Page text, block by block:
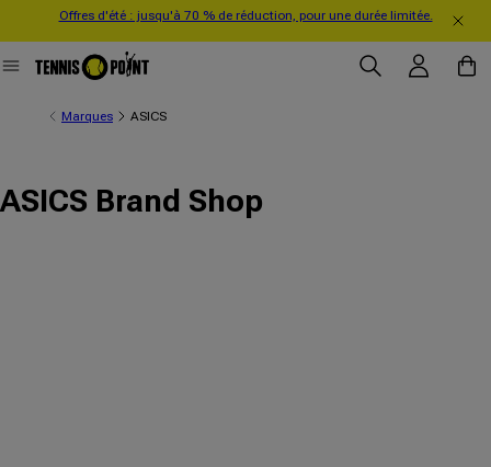
au contenu
Offres d'été : jusqu'à 70 % de réduction, pour une durée limitée.
Se connecter
Panier
Marques ASICS
ASICS Brand Shop